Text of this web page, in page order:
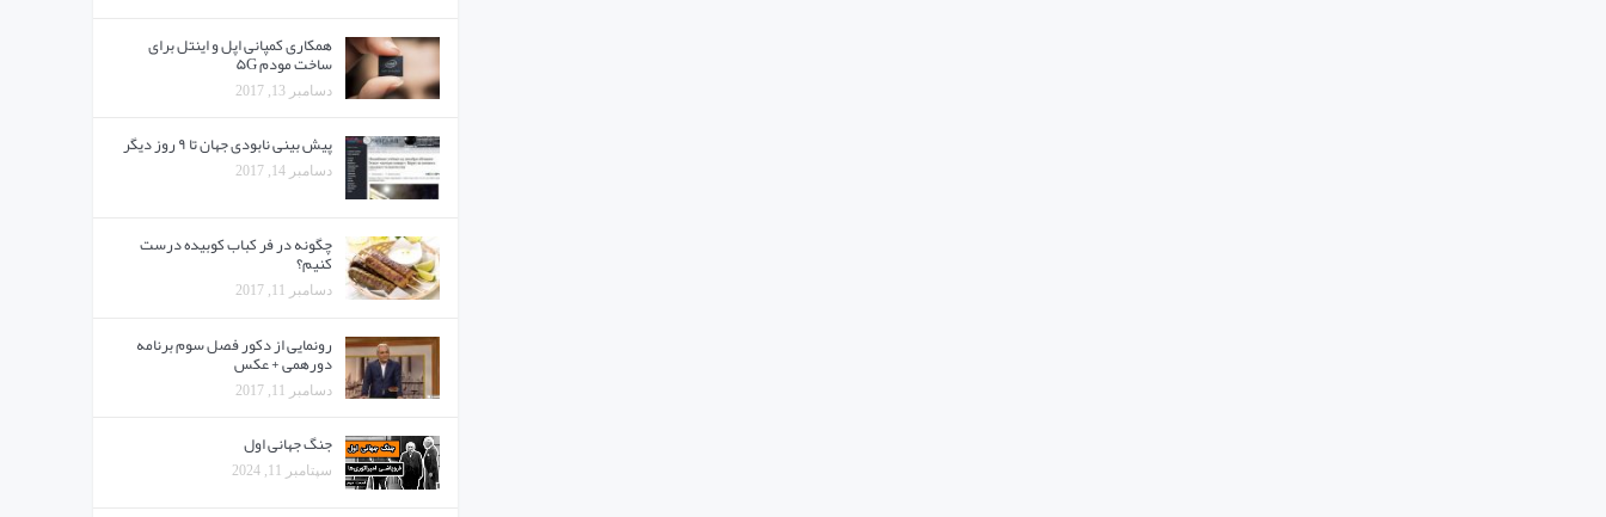
همکاری کمپانی اپل و اینتل برای
ساخت مودم ۵G
دسامبر 13, 2017
پیش بینی نابودی جهان تا ۹ روز دیگر
دسامبر 14, 2017
چگونه در فر کباب کوبیده درست
کنیم؟
دسامبر 11, 2017
رونمایی از دکور فصل سوم برنامه
دورهمی + عکس
دسامبر 11, 2017
جنگ جهانی اول
سپتامبر 11, 2024